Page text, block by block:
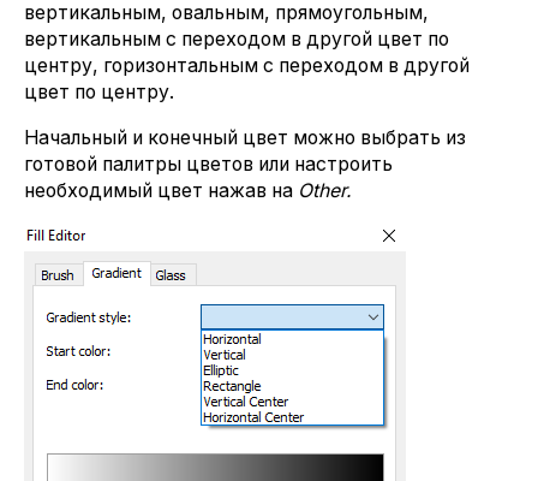
вертикальным, овальным, прямоугольным,
вертикальным с переходом в другой цвет по
центру, горизонтальным с переходом в другой
цвет по центру.
Начальный и конечный цвет можно выбрать из
готовой палитры цветов или настроить
необходимый цвет нажав на Other.